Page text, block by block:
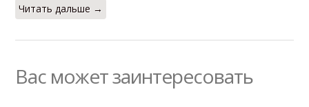
Читать дальше →
Вас может заинтересовать